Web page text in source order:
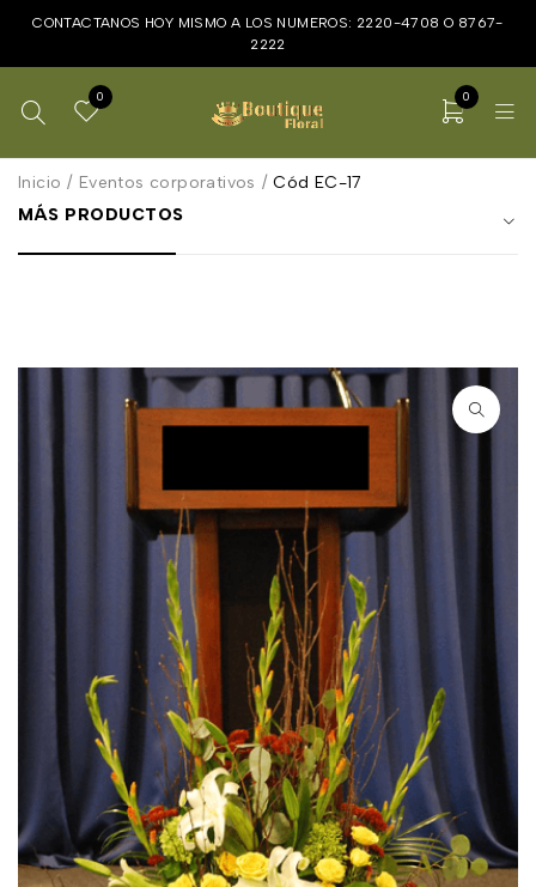
CONTACTANOS HOY MISMO A LOS NUMEROS: 2220-4708 O 8767-
2222
0 0
Inicio / Eventos corporativos / Cód EC-17
MÁS PRODUCTOS